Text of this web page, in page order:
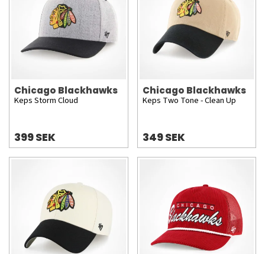
Chicago Blackhawks
Keps Storm Cloud
399 SEK
Chicago Blackhawks
Keps Two Tone - Clean Up
349 SEK